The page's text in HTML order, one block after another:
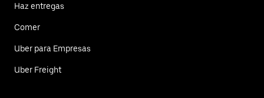
Haz entregas
Comer
Uber para Empresas
Uber Freight